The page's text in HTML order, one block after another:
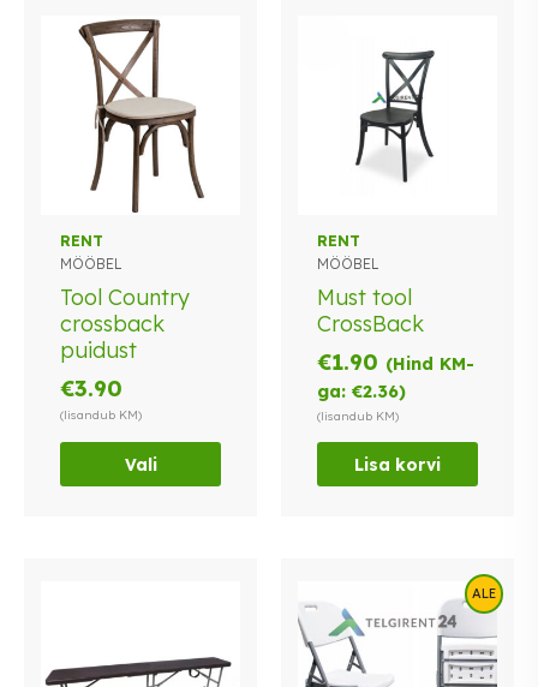
RENT
MÖÖBEL
Tool Country
crossback
puidust
€3.90
(lisandub KM)
Vali
Sellel
tootel
on
mitu
varianti.
saab
teha
tootelehel.
RENT
MÖÖBEL
Must tool
CrossBack
€1.90 (Hind KM-
ga:€2.36)
(lisandub KM)
Lisa korvi
ALE